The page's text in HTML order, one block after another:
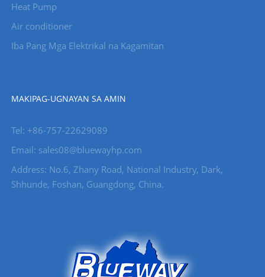
Heat Pump
Air conditioner
Iba Pang Mga Elektrikal na Kagamitan
MAKIPAG-UGNAYAN SA AMIN
Tel: +86-757-22629089
Email: sales08@bluewayhp.com
Address: No.6, Zhany Road, National Industry, Dark,
Shhunde, Foshan, Guangdong, China.